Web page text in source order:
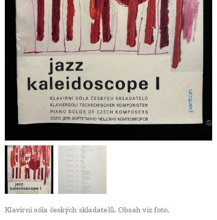
Klavírní sóla českých skladatelů. Obsah viz foto.